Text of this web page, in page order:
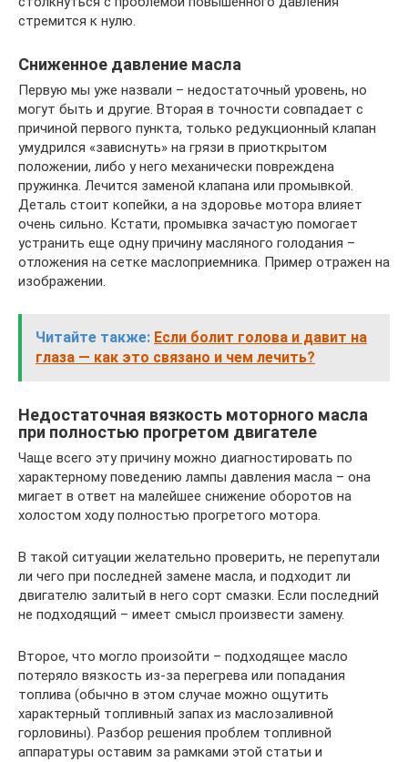
стремится к нулю.
Сниженное давление масла
Первую мы уже назвали – недостаточный уровень, но
могут быть и другие. Вторая в точности совпадает с
причиной первого пункта, только редукционный клапан
умудрился «зависнуть» на грязи в приоткрытом
положении, либо у него механически повреждена
пружинка. Лечится заменой клапана или промывкой.
Деталь стоит копейки, а на здоровье мотора влияет
очень сильно. Кстати, промывка зачастую помогает
устранить еще одну причину масляного голодания –
отложения на сетке маслоприемника. Пример отражен на
изображении.
Читайте также: Если болит голова и давит на
глаза — как это связано и чем лечить?
Недостаточная вязкость моторного масла
при полностью прогретом двигателе
Чаще всего эту причину можно диагностировать по
характерному поведению лампы давления масла – она
мигает в ответ на малейшее снижение оборотов на
холостом ходу полностью прогретого мотора.
В такой ситуации желательно проверить, не перепутали
ли чего при последней замене масла, и подходит ли
двигателю залитый в него сорт смазки. Если последний
не подходящий – имеет смысл произвести замену.
Второе, что могло произойти – подходящее масло
потеряло вязкость из-за перегрева или попадания
топлива (обычно в этом случае можно ощутить
характерный топливный запах из маслозаливной
горловины). Разбор решения проблем топливной
аппаратуры оставим за рамками этой статьи и